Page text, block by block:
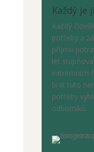
Každý je
Každý
potřeby a
příjmu
let
extrémních
brát tuto
potřeby
odborníků.